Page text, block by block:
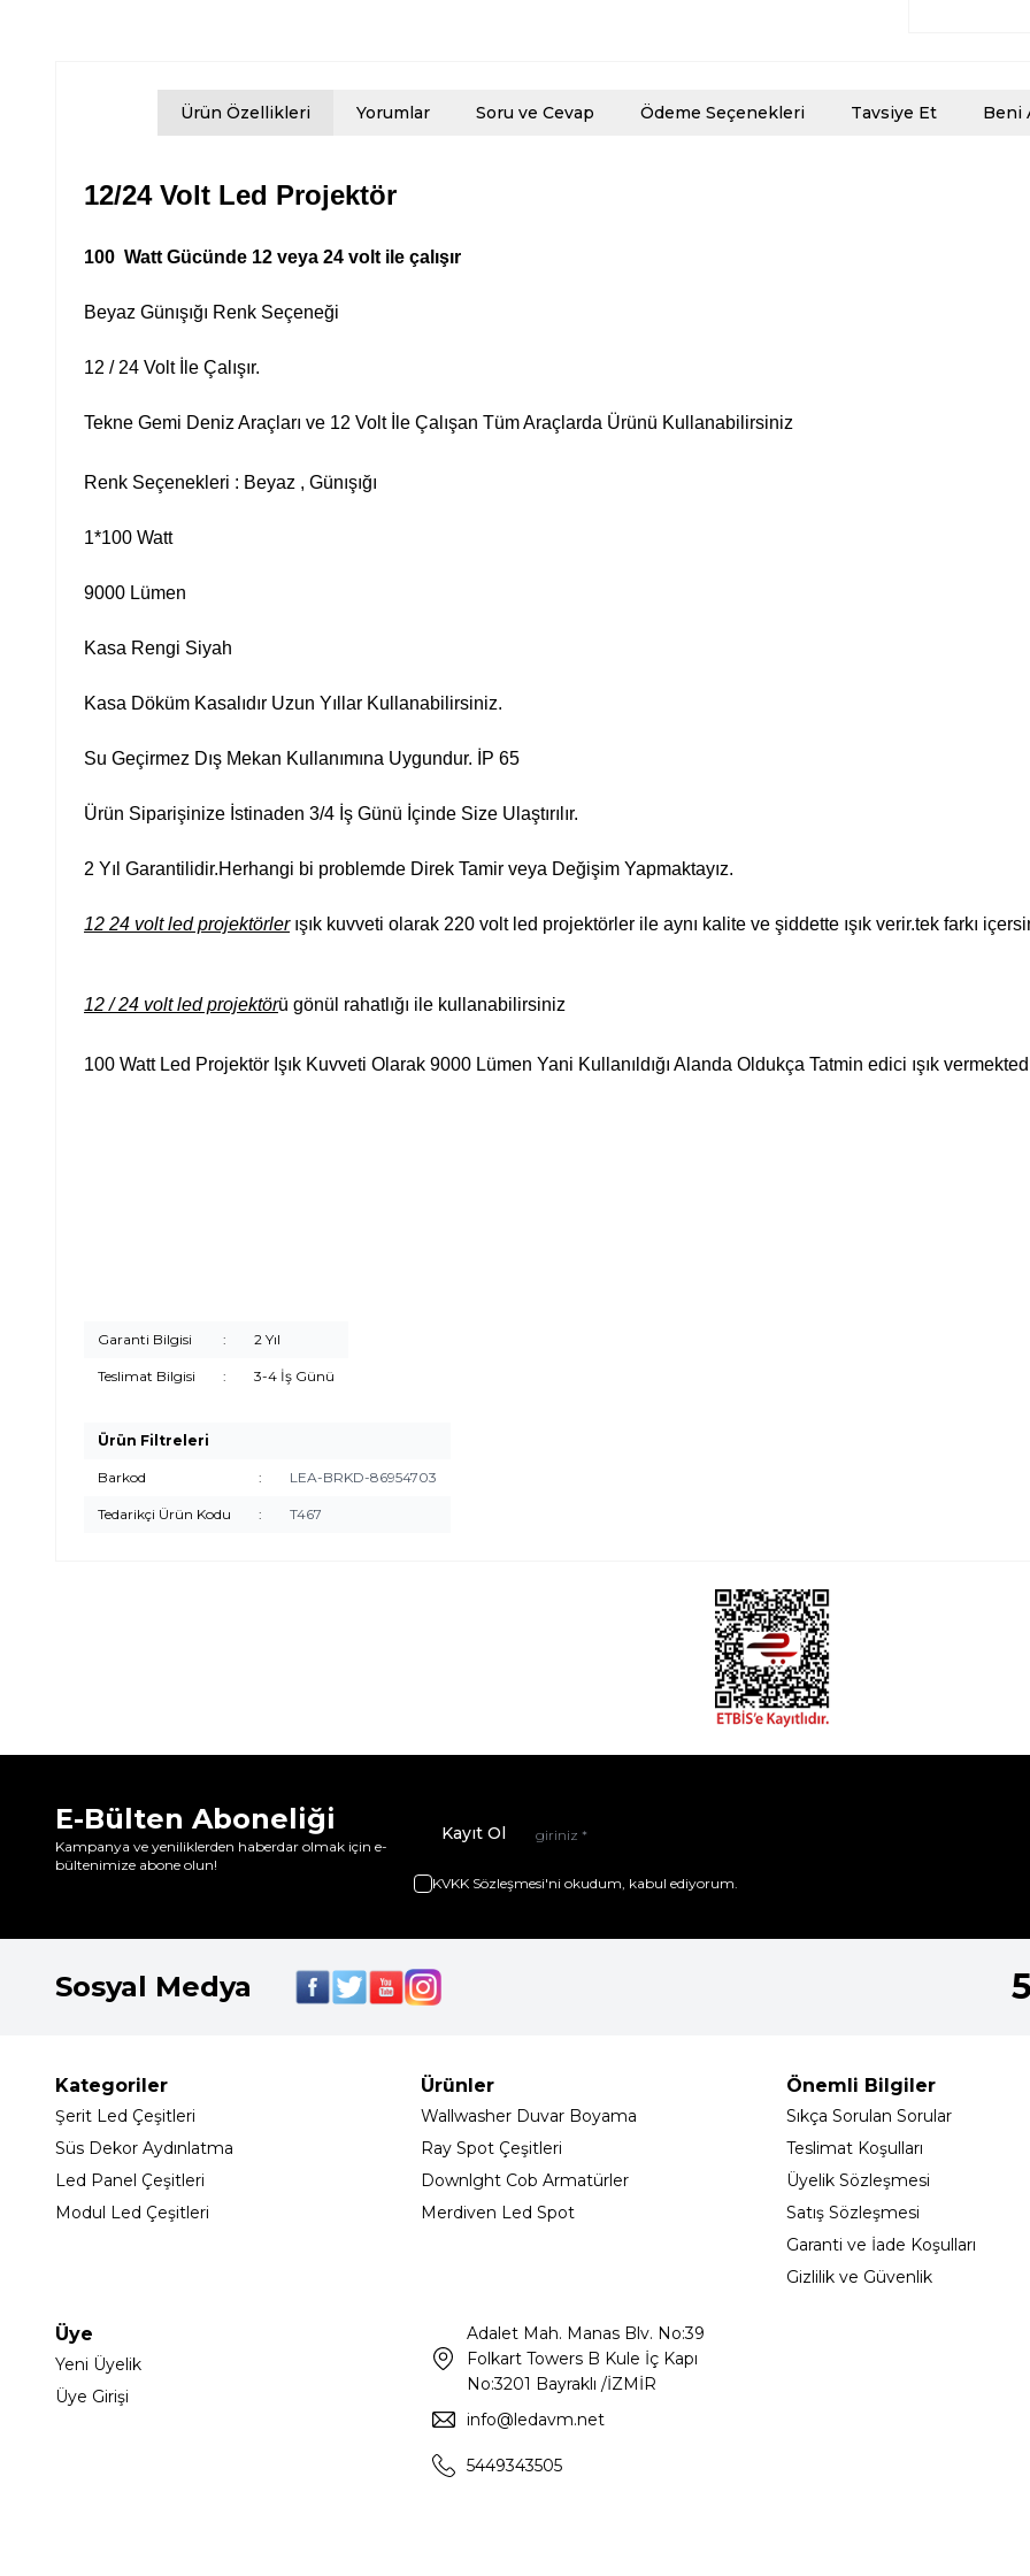
Ürün Özellikleri Yorumlar Soru ve Cevap Ödeme Seçenekleri Tavsiye Et Beni
12/24 Volt Led Projektör
100 Watt Gücünde 12 veya 24 volt ile çalışır
Beyaz Günışığı Renk Seçeneği
12 / 24 Volt İle Çalışır.
Tekne Gemi Deniz Araçları ve 12 Volt İle Çalışan Tüm Araçlarda Ürünü Kullanabilirsiniz
Renk Seçenekleri : Beyaz , Günışığı
1*100 Watt
9000 Lümen
Kasa Rengi Siyah
Kasa Döküm Kasalıdır Uzun Yıllar Kullanabilirsiniz.
Su Geçirmez Dış Mekan Kullanımına Uygundur. İP 65
Ürün Siparişinize İstinaden 3/4 İş Günü İçinde Size Ulaştırılır.
2 Yıl Garantilidir.Herhangi bi problemde Direk Tamir veya Değişim Yapmaktayız.
12 24 volt led projektörlerışık kuvveti olarak 220 volt led projektörler ile aynı kalite ve şiddette ışık verir.tek farkı
12 / 24 volt led projektörü gönül rahatlığı ile kullanabilirsiniz
100 Watt Led Projektör Işık Kuvveti Olarak 9000 Lümen Yani Kullanıldığı Alanda Oldukça Tatmin edici ışık
Garanti Bilgisi : 2 Yıl
Teslimat Bilgisi : 3-4 İş Günü
Ürün Filtreleri
Barkod : LEA-BRKD-86954703
Tedarikçi Ürün Kodu : T467
E-Bülten Aboneliği
Kampanya ve yeniliklerden haberdar olmak için e-
bültenimize abone olun!
Kayıt Ol
KVKK Sözleşmesi'ni okudum, kabul ediyorum.
Sosyal Medya
Kategoriler
Şerit Led Çeşitleri
Süs Dekor Aydınlatma
Led Panel Çeşitleri
Modul Led Çeşitleri
Ürünler
Wallwasher Duvar Boyama
Ray Spot Çeşitleri
Downlght Cob Armatürler
Merdiven Led Spot
Önemli Bilgiler
Sıkça Sorulan Sorular
Teslimat Koşulları
Üyelik Sözleşmesi
Satış Sözleşmesi
Garanti ve İade Koşulları
Gizlilik ve Güvenlik
Üye
Yeni Üyelik
Üye Girişi
Adalet Mah. Manas Blv. No:39
Folkart Towers B Kule İç Kapı
No:3201 Bayraklı /İZMİR
info@ledavm.net
5449343505